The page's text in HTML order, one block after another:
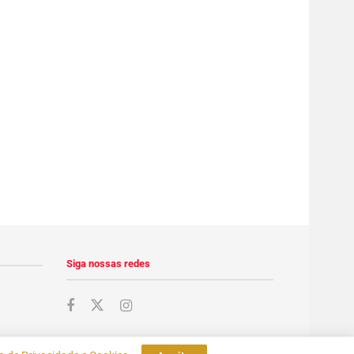
Siga nossas redes